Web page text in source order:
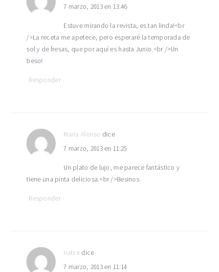
7 marzo, 2013 en 13:46
Estuve mirando la revista, es tan linda!<br
/>La receta me apetece, pero esperaré la temporada de
sol y de fresas, que por aquí es hasta Junio.<br />Un
beso!
Responder
María Alonso dice
7 marzo, 2013 en 11:25
Un plato de lujo, me parece fantástico y
tiene una pinta deliciosa.<br />Besinos
Responder
Iratxe dice
7 marzo, 2013 en 11:14